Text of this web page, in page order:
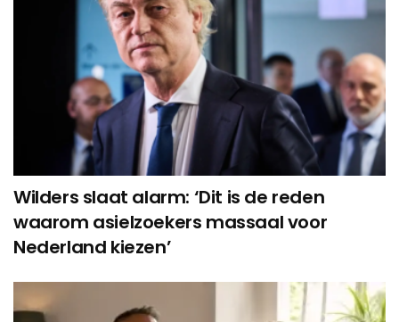
Wilders slaat alarm: ‘Dit is de reden
waarom asielzoekers massaal voor
Nederland kiezen’